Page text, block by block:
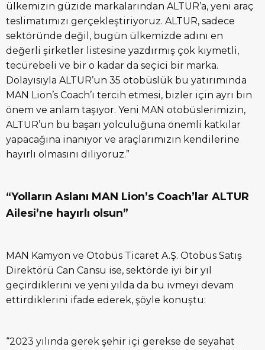
ülkemizin güzide markalarından ALTUR’a, yeni araç
teslimatımızı gerçekleştiriyoruz. ALTUR, sadece
sektöründe değil, bugün ülkemizde adını en
değerli şirketler listesine yazdırmış çok kıymetli,
tecürebeli ve bir o kadar da seçici bir marka.
Dolayısıyla ALTUR’un 35 otobüslük bu yatırımında
MAN Lion’s Coach’ı tercih etmesi, bizler için ayrı bin
önem ve anlam taşıyor. Yeni MAN otobüslerimizin,
ALTUR’un bu başarı yolculuğuna önemli katkılar
yapacağına inanıyor ve araçlarımızın kendilerine
hayırlı olmasını diliyoruz.”
“Yolların Aslanı MAN Lion’s Coach’lar ALTUR
Ailesi’ne hayırlı olsun”
MAN Kamyon ve Otobüs Ticaret A.Ş. Otobüs Satış
Direktörü Can Cansu ise, sektörde iyi bir yıl
geçirdiklerini ve yeni yılda da bu ivmeyi devam
ettirdiklerini ifade ederek, şöyle konuştu:
“2023 yılında gerek şehir içi gerekse de seyahat